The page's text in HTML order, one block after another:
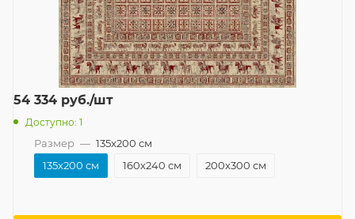
54 334 руб./шт
Доступно: 1
Размер — 135x200 см
135x200 см
160x240 см 200x300 см